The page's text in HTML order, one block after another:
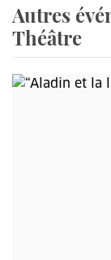
Autres
Théâtre